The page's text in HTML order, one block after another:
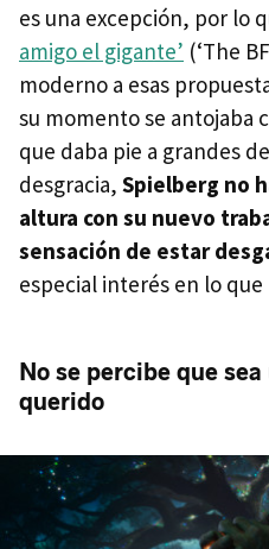
es una excepción, por lo
amigo el gigante’ (‘The
moderno a esas
su momento se antojaba
que daba pie a grandes
desgracia, Spielberg no
altura con su nuevo
sensación de estar
especial interés en lo
No se percibe que
querido